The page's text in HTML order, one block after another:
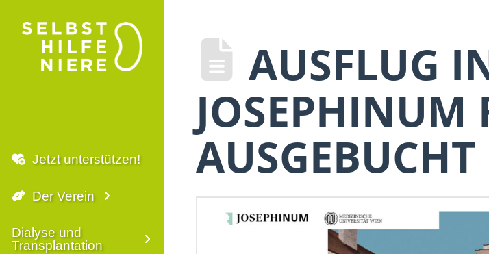
Jetzt unterstützen!
Der Verein
Dialyse und
Transplantation
AUSFLUG
JOSEPHINUM
AUSGEBUCHT